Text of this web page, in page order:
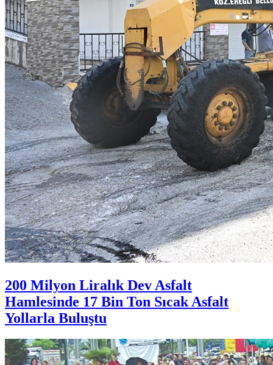
200 Milyon Liralık Dev Asfalt
Hamlesinde 17 Bin Ton Sıcak Asfalt
Yollarla Buluştu